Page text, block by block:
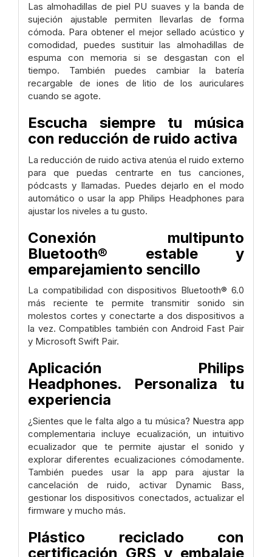
Las almohadillas de piel PU suaves y la banda de
sujeción ajustable permiten llevarlas de forma
cómoda. Para obtener el mejor sellado acústico y
comodidad, puedes sustituir las almohadillas de
espuma con memoria si se desgastan con el
tiempo. También puedes cambiar la batería
recargable de iones de litio de los auriculares
cuando se agote.
Escucha siempre tu música
con reducción de ruido activa
La reducción de ruido activa atenúa el ruido externo
para que puedas centrarte en tus canciones,
pódcasts y llamadas. Puedes dejarlo en el modo
automático o usar la app Philips Headphones para
ajustar los niveles a tu gusto.
Conexión multipunto
Bluetooth® estable y
emparejamiento sencillo
La compatibilidad con dispositivos Bluetooth® 6.0
más reciente te permite transmitir sonido sin
molestos cortes y conectarte a dos dispositivos a
la vez. Compatibles también con Android Fast Pair
y Microsoft Swift Pair.
Aplicación Philips
Headphones. Personaliza tu
experiencia
¿Sientes que le falta algo a tu música? Nuestra app
complementaria incluye ecualización, un intuitivo
ecualizador que te permite ajustar el sonido y
explorar diferentes ecualizaciones cómodamente.
También puedes usar la app para ajustar la
cancelación de ruido, activar Dynamic Bass,
gestionar los dispositivos conectados, actualizar el
firmware y mucho más.
Plástico reciclado con
certificación GRS y embalaje